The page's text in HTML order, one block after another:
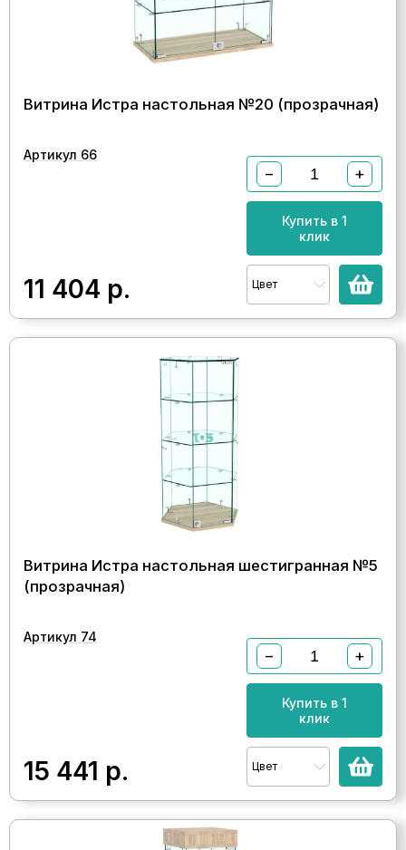
Витрина Истра настольная №20 (прозрачная)
Артикул 66
11 404 р.
− +
Купить в 1
клик
Цвет
Витрина Истра настольная шестигранная №5
(прозрачная)
Артикул 74
15 441 р.
− +
Купить в 1
клик
Цвет